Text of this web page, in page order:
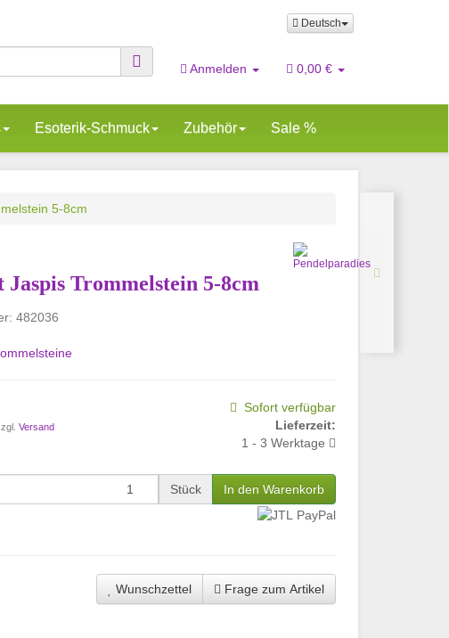
Deutsch
Anmelden 0,00 €
Esoterik-Schmuck Zubehör Sale %
5-8cm
Trommelstein 5-8cm
482036
Versand
Sofort verfügbar
Lieferzeit:
1 - 3 Werktage
Stück In den Warenkorb
Wunschzettel Frage zum Artikel